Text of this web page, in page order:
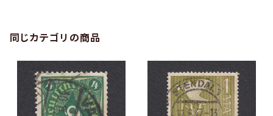
同じカテゴリの商品